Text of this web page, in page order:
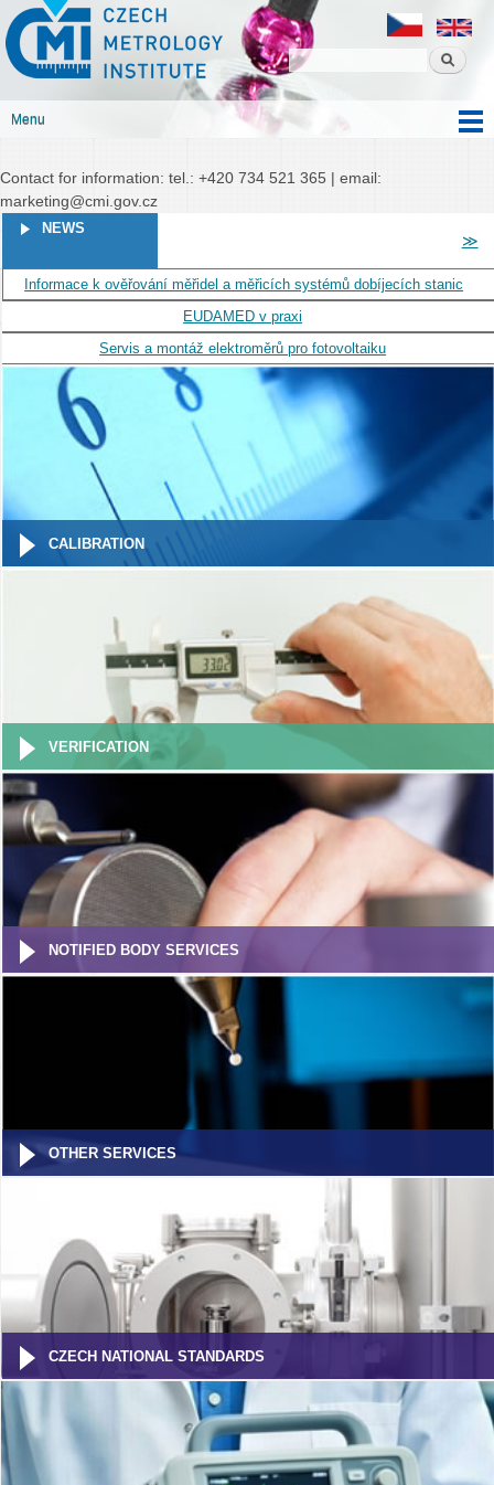
content
Czech metrology institute
Czech
metrology
institute
Menu
Contact for information: tel.: +420 734 521 365 | email:
marketing@cmi.gov.cz
NEWS
Informace k ověřování měřidel a měřicích systémů dobíjecích stanic
EUDAMED v praxi
Servis a montáž elektroměrů pro fotovoltaiku
PAGES
≫
CALIBRATION
VERIFICATION
NOTIFIED BODY SERVICES
OTHER SERVICES
CZECH NATIONAL STANDARDS